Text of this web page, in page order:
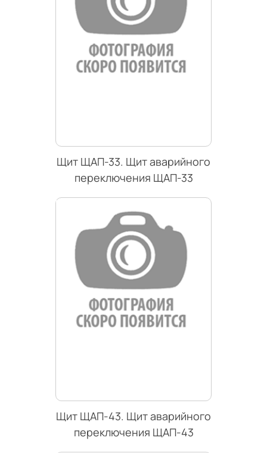
Щит ЩАП-33. Щит аварийного
переключения ЩАП-33
Щит ЩАП-43. Щит аварийного
переключения ЩАП-43